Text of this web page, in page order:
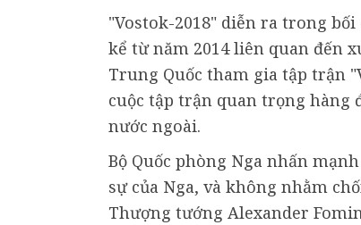
"Vostok-2018" diễn ra trong
kể từ năm 2014 liên quan đến
Trung Quốc tham gia tập trận
cuộc tập trận quan trọng hàng
nước ngoài.
Bộ Quốc phòng Nga nhấn
sự của Nga, và không nhằm
Thượng tướng Alexander